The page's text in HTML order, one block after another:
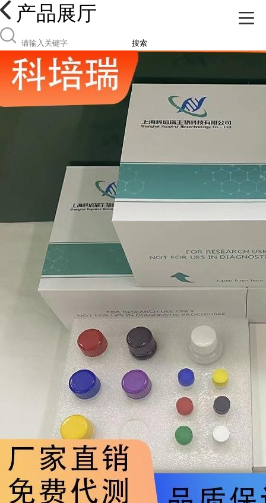
产品展厅
搜索